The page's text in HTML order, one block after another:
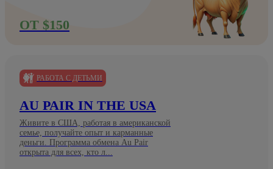
ОТ $150
РАБОТА С ДЕТЬМИ
AU PAIR IN THE USA
Живите в США, работая в американской
семье, получайте опыт и карманные
деньги. Программа обмена Au Pair
открыта для всех, кто л...